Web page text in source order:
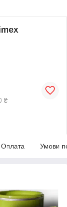
₴
Оплата Умови